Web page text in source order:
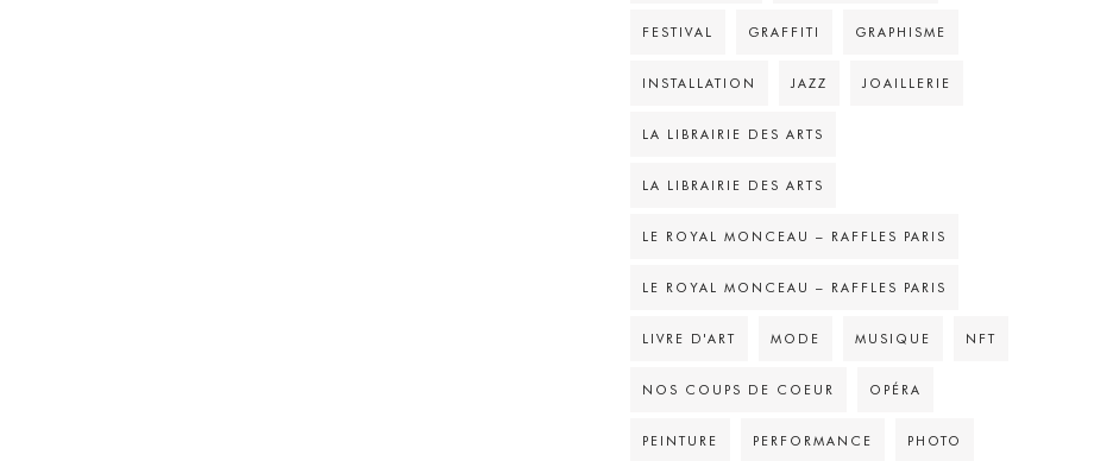
FESTIVAL GRAFFITI GRAPHISME
INSTALLATION JAZZ JOAILLERIE
LA LIBRAIRIE DES ARTS
LA LIBRAIRIE DES ARTS
LE ROYAL MONCEAU – RAFFLES PARIS
LE ROYAL MONCEAU – RAFFLES PARIS
LIVRE D'ART MODE MUSIQUE NFT
NOS COUPS DE COEUR OPÉRA
PEINTURE PERFORMANCE PHOTO